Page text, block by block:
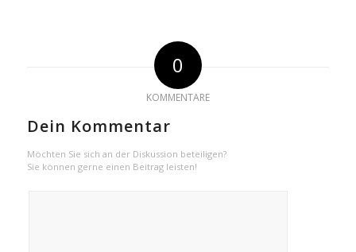
0
KOMMENTARE
Dein Kommentar
Möchten Sie sich an der Diskussion beteiligen?
Sie können gerne einen Beitrag leisten!